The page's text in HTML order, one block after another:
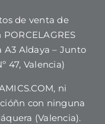
de venta de
A3 Aldaya – Junto
47, Valencia)
ni
con ninguna
(Valencia).